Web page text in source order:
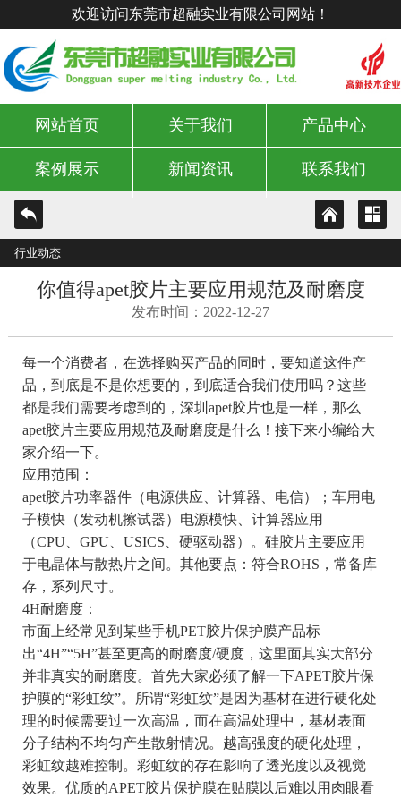
欢迎访问东莞市超融实业有限公司网站！
网站首页 关于我们 产品中心
案例展示 新闻资讯 联系我们
行业动态
你值得apet胶片主要应用规范及耐磨度
发布时间：2022-12-27
每一个消费者，在选择购买产品的同时，要知道这件产
品，到底是不是你想要的，到底适合我们使用吗？这些
都是我们需要考虑到的，深圳apet胶片也是一样，那么
apet胶片主要应用规范及耐磨度是什么！接下来小编给大
家介绍一下。
应用范围：
apet胶片功率器件（电源供应、计算器、电信）；车用电
子模快（发动机擦试器）电源模快、计算器应用
（CPU、GPU、USICS、硬驱动器）。硅胶片主要应用
于电晶体与散热片之间。其他要点：符合ROHS，常备库
存，系列尺寸。
4H耐磨度：
市面上经常见到某些手机PET胶片保护膜产品标
出“4H”“5H”甚至更高的耐磨度/硬度，这里面其实大部分
并非真实的耐磨度。首先大家必须了解一下APET胶片保
护膜的“彩虹纹”。所谓“彩虹纹”是因为基材在进行硬化处
理的时候需要过一次高温，而在高温处理中，基材表面
分子结构不均匀产生散射情况。越高强度的硬化处理，
彩虹纹越难控制。彩虹纹的存在影响了透光度以及视觉
效果。优质的APET胶片保护膜在贴膜以后难以用肉眼看